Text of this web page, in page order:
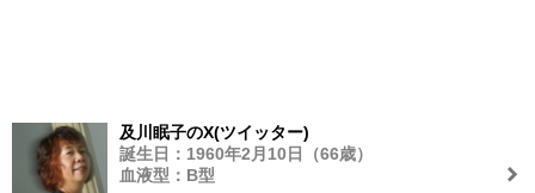
及川眠子のX(ツイッター)
誕生日：1960年2月10日（66歳）
血液型：B型